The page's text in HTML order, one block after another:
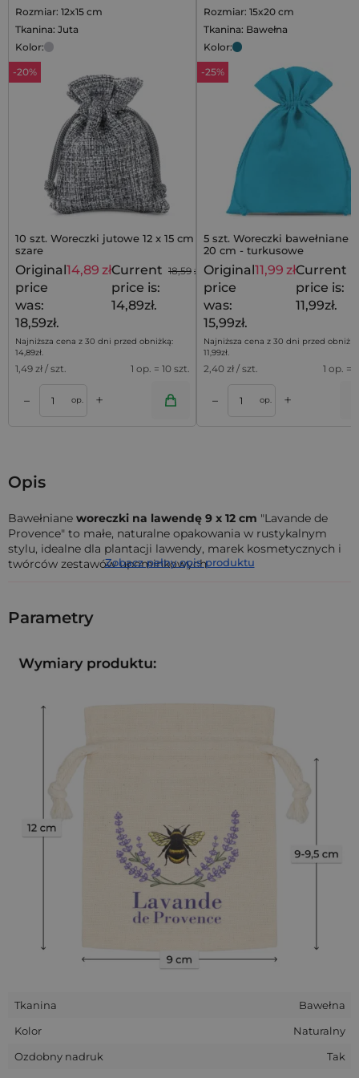
Rozmiar: 12x15 cm
Tkanina: Juta
Kolor:
-20%
10 szt. Woreczki jutowe 12 x 15 cm -
szare
18,59 zł
Original
price
was:
18,59zł.
14,89 złCurrent
price is:
14,89zł.
Najniższa cena z 30 dni przed obniżką:
14,89zł.
1,49 zł / szt. 1 op. = 10 szt.
– op. +
Rozmiar: 15x20 cm
Tkanina: Bawełna
Kolor:
-25%
5 szt. Woreczki bawełniane
20 cm - turkusowe
Original
price
was:
15,99zł.
11,99 złCurrent
price is:
11,99zł.
Najniższa cena z 30 dni przed
11,99zł.
2,40 zł / szt. 1 op. =
– op. +
Dodaj do koszyka
Opis
Bawełniane woreczki na lawendę 9 x 12 cm "Lavande de
Provence" to małe, naturalne opakowania w rustykalnym
stylu, idealne dla plantacji lawendy, marek kosmetycznych i
twórców zestawów upominkowych.
ściągaczem i podwójnym, plecionym sznurkiem.
woreczki Lavande de Provence 9 x 12 cm?
beżowym odcieniu. Bawełna ma przyjemną, lekko surową
fakturę, dobrze przepuszcza powietrze i nadaje opakowaniu
charakter
nadruku z pszczołą i lawendą, dzięki czemu opakowanie
dobrze wpisuje się w klimatprowanalskich zestawów
. Podwójny bawełniany sznurek pozwala
wygodnie otwierać i zamykać woreczek, co sprzyja
wielokrotnemu użytkowaniu.
Zobacz pełny opis produktu
Parametry
Tkanina
Bawełna
Kolor
Naturalny
Ozdobny nadruk
Tak